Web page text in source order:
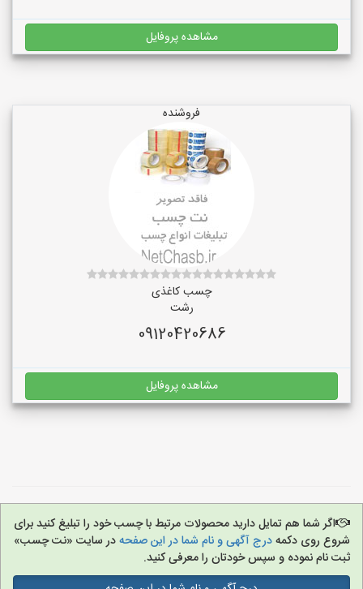
مشاهده پروفایل
فروشنده
چسب کاغذی
رشت
09120420686
مشاهده پروفایل
اگر شما هم تمایل دارید محصولات مرتبط با چسب خود را تبلیغ کنید برای
شروع روی دکمهدرج آگهی و نام شما در این صفحهدر سایت «نت چسب»
ثبت نام نموده و سپس خودتان را معرفی کنید.